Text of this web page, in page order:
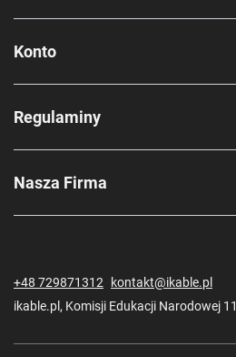
Konto
Regulaminy
Nasza Firma
+48 729871312
kontakt@ikable.pl
ikable.pl , Komisji Edukacji Narodowej 11